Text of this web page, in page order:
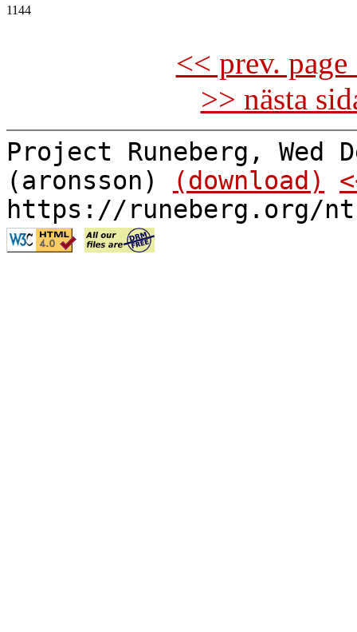
1144
<< prev.
>> nästa
Project Runeberg, Wed
(aronsson)
(download)
https://runeberg.org/